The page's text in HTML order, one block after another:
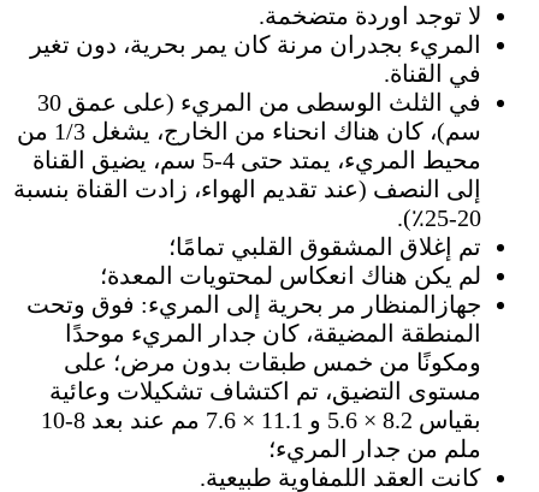
لا توجد اوردة متضخمة.
المريء بجدران مرنة كان يمر بحرية، دون تغير
في القناة.
في الثلث الوسطى من المريء (على عمق 30
سم)، كان هناك انحناء من الخارج، يشغل 1/3 من
محيط المريء، يمتد حتى 4-5 سم، يضيق القناة
إلى النصف (عند تقديم الهواء، زادت القناة بنسبة
20-25٪).
تم إغلاق المشقوق القلبي تمامًا؛
لم يكن هناك انعكاس لمحتويات المعدة؛
جهازالمنظار مر بحرية إلى المريء: فوق وتحت
المنطقة المضيقة، كان جدار المريء موحدًا
ومكونًا من خمس طبقات بدون مرض؛ على
مستوى التضيق، تم اكتشاف تشكيلات وعائية
بقياس 8.2 × 5.6 و 11.1 × 7.6 مم عند بعد 8-10
ملم من جدار المريء؛
كانت العقد اللمفاوية طبيعية.